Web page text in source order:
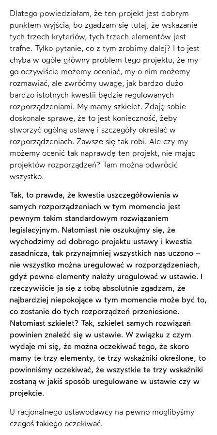
Dlatego powiedziałam, że ten projekt jest dobrym
punktem wyjścia, bo zgadzam się tutaj, że wskazanie
tych trzech kryteriów, tych trzech elementów jest
trafne. Tylko pytanie, co z tym zrobimy dalej? I to jest
chyba w ogóle główny problem tego projektu, że my
go oczywiście możemy oceniać, my o nim możemy
rozmawiać, ale zwróćmy uwagę, jak bardzo dużo
bardzo istotnych kwestii będzie regulowanych
rozporządzeniami. My mamy szkielet. Zdaję sobie
doskonale sprawę, że to jest konieczność, żeby
stworzyć ogólną ustawę i szczegóły określać w
rozporządzeniach. Zawsze się tak robi. Ale czy my
możemy ocenić tak naprawdę ten projekt, nie mając
projektów rozporządzeń? Tam można odwrócić
wszystko.
Tak, to prawda, że kwestia uszczegółowienia w
samych rozporządzeniach w tym momencie jest
pewnym takim standardowym rozwiązaniem
legislacyjnym. Natomiast nie oszukujmy się, że
wychodzimy od dobrego projektu ustawy i kwestia
zasadnicza, tak przynajmniej wszystkich nas uczono –
nie wszystko można uregulować w rozporządzeniach,
gdyż pewne elementy należy uregulować w ustawie. I
rzeczywiście ja się z tobą absolutnie zgadzam, że
najbardziej niepokojące w tym momencie może być to,
co zostanie do tych rozporządzeń przeniesione.
Natomiast szkielet? Tak, szkielet samych rozwiązań
powinien znaleźć się w ustawie. W związku z czym
wydaje mi się, że można oczekiwać tego, że skoro
mamy te trzy elementy, te trzy wskaźniki określone, to
powinniśmy oczekiwać, że wszystkie te trzy wskaźniki
zostaną w jakiś sposób uregulowane w ustawie czy w
projekcie.
U racjonalnego ustawodawcy na pewno moglibyśmy
czegoś takiego oczekiwać.